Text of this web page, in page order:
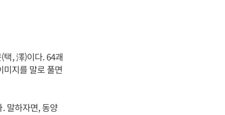
택, 澤)이다. 64괘
지를 말로 풀면
말하자면, 동양